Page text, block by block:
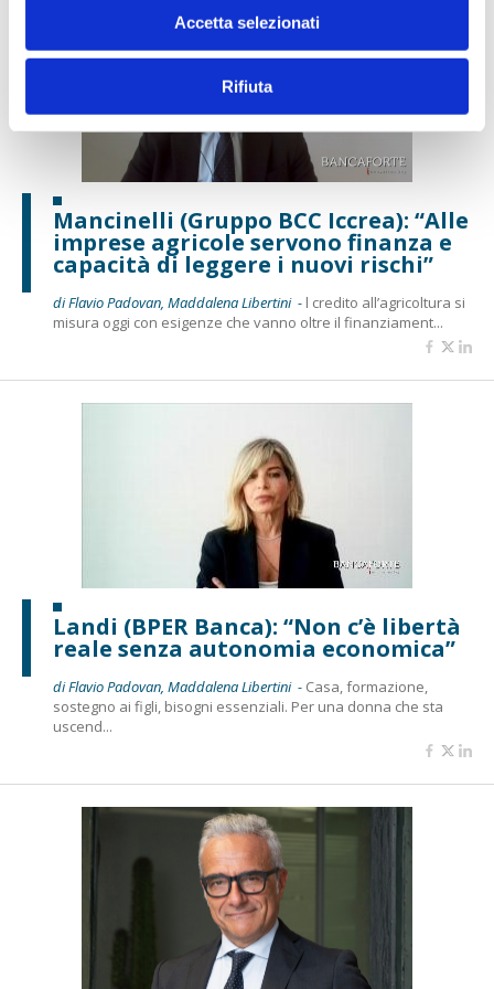
Accetta selezionati
Rifiuta
Mancinelli (Gruppo BCC Iccrea): “Alle
imprese agricole servono finanza e
capacità di leggere i nuovi rischi”
di Flavio Padovan, Maddalena Libertini - l credito all’agricoltura si
misura oggi con esigenze che vanno oltre il finanziament...
Landi (BPER Banca): “Non c’è libertà
reale senza autonomia economica”
di Flavio Padovan, Maddalena Libertini - Casa, formazione,
sostegno ai figli, bisogni essenziali. Per una donna che sta
uscend...